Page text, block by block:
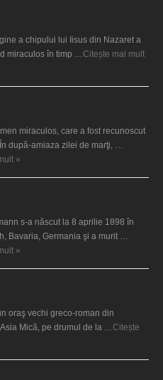
a chipului lui Iisus din Nazaret a
miraculos în timp …Citește mai mult
miraculos, care a fost recunoscut
după-amiaza zilei de marţi, …
»
s-a născut la 8 aprilie 1898 în
Bavaria, Germania şi a murit …
»
oraş vechi greco-roman din
Mică, pe drumul de la …Citește